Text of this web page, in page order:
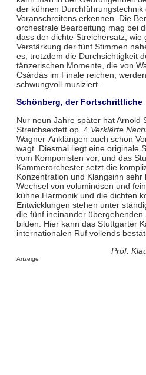
der kühnen Durchführungstechnik
Voranschreitens erkennen. Die
orchestrale Bearbeitung mag bei
dass der dichte Streichersatz, wie
Verstärkung der fünf Stimmen
es, trotzdem die Durchsichtigkeit
tänzerischen Momente, die von
Csárdás im Finale reichen,
schwungvoll musiziert.
Schönberg, der Fortschrittliche
Nur neun Jahre später hat Arnold
Streichsextett op. 4 Verklärte
Wagner-Anklängen auch schon
wagt. Diesmal liegt eine originale
vom Komponisten vor, und das
Kammerorchester setzt die
Konzentration und Klangsinn sehr
Wechsel von voluminösen und
kühne Harmonik und die dichten
Entwicklungen stehen unter
die fünf ineinander
bilden. Hier kann das Stuttgarter
internationalen Ruf vollends
Prof.
Anzeige